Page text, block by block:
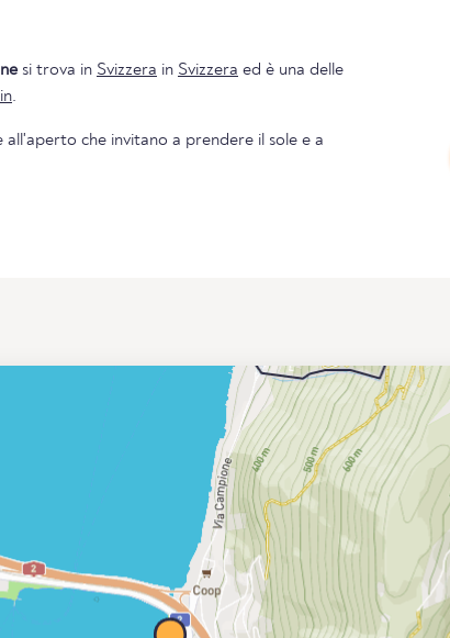
si trova in Svizzera in Svizzera ed è una delle
.
all'aperto che invitano a prendere il sole e a